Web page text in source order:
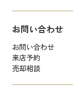
お問い合わせ
お問い合わせ
来店予約
売却相談